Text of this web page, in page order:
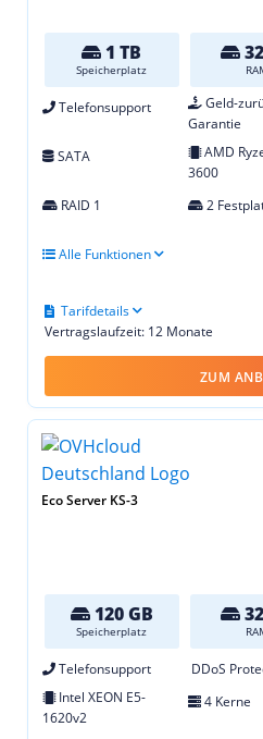
1 TB
Speicherplatz
Telefonsupport
Geld-
Garantie
SATA
AMD
3600
RAID 1 2
Alle Funktionen
Vertragslaufzeit: 12 Monate
Tarifdetails
ZUM
Eco Server KS-3
120 GB
Speicherplatz
Telefonsupport DDoS
Intel XEON E5-
1620v2
4 Kerne